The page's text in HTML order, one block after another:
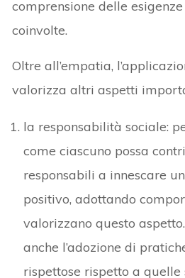
comprensione delle
coinvolte.
Oltre all’empatia,
valorizza altri aspetti
la responsabilità sociale:
come ciascuno possa
responsabili a innescare
positivo, adottando
valorizzano questo
anche l’adozione di
rispettose rispetto a quelle